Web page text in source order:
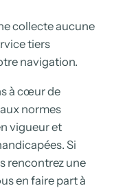
collecte aucune
tiers
navigation.
à cœur de
normes
vigueur et
Si
rencontrez une
en faire part à